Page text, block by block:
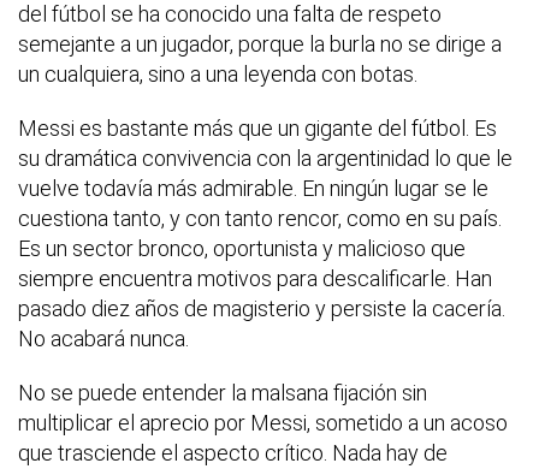
del fútbol se ha conocido una falta de respeto
semejante a un jugador, porque la burla no se dirige a
un cualquiera, sino a una leyenda con botas.
Messi es bastante más que un gigante del fútbol. Es
su dramática convivencia con la argentinidad lo que le
vuelve todavía más admirable. En ningún lugar se le
cuestiona tanto, y con tanto rencor, como en su país.
Es un sector bronco, oportunista y malicioso que
siempre encuentra motivos para descalificarle. Han
pasado diez años de magisterio y persiste la cacería.
No acabará nunca.
No se puede entender la malsana fijación sin
multiplicar el aprecio por Messi, sometido a un acoso
que trasciende el aspecto crítico. Nada hay de